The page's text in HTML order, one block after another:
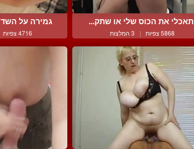
תאכלי את הכוס שלי או שתק...
5868 צפיות | 3 המלצות
גמירה על
4716 צפיות